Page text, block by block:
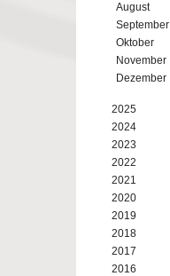
August
September
Oktober
November
Dezember
2025
2024
2023
2022
2021
2020
2019
2018
2017
2016